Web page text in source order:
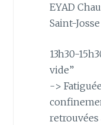
EYAD
Saint-Josse
13h30-
vide”
->
retrouvées